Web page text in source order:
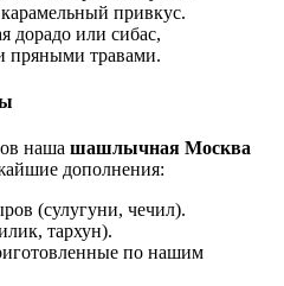
привкус.
дорадо или сибас,
пряными травами.
наша шашлычная Москва
дополнения:
(сулугуни, чечил).
тархун).
по нашим